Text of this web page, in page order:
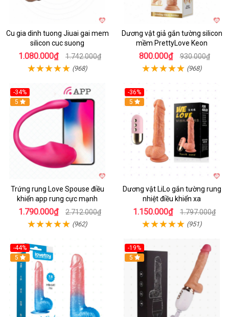
Cu gia dinh tuong Jiuai gai mem
silicon cuc suong
1.080.000₫ 1.742.000₫
(968)
Dương vật giả gắn tường silicon
mềm PrettyLove Keon
800.000₫ 930.000₫
(968)
-34%
5
Trứng rung Love Spouse điều
khiển app rung cực mạnh
1.790.000₫ 2.712.000₫
(962)
-36%
5
Dương vật LiLo gắn tường rung
nhiệt điều khiển xa
1.150.000₫ 1.797.000₫
(951)
-44%
Hot
5
-19%
Hot
5